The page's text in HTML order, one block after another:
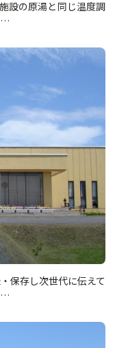
設の原湯と同じ温度調
…
保存し次世代に伝えて
…